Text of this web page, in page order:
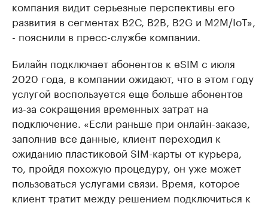
компания видит серьезные перспективы его
развития в сегментах В2С, В2В, В2G и М2М/IoT»,
- пояснили в пресс-службе компании.
Билайн подключает абонентов к eSIM с июля
2020 года, в компании ожидают, что в этом году
услугой воспользуется еще больше абонентов
из-за сокращения временных затрат на
подключение. «Если раньше при онлайн-заказе,
заполнив все данные, клиент переходил к
ожиданию пластиковой SIM-карты от курьера,
то, пройдя похожую процедуру, он уже может
пользоваться услугами связи. Время, которое
клиент тратит между решением подключиться к